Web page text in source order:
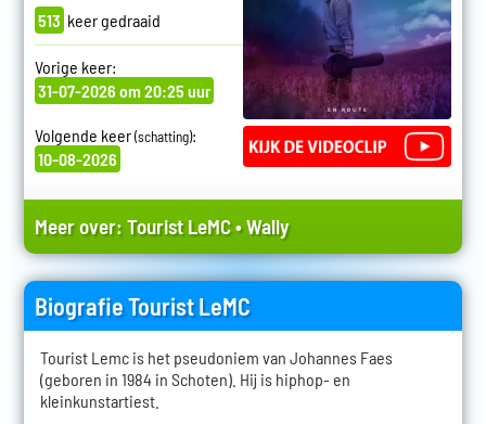
513 keer gedraaid
Vorige keer:
31-07-2026 om 20:25 uur
Volgende keer(schatting):
10-08-2026
Meer over:Tourist LeMC•Wally
Biografie Tourist LeMC
Tourist Lemc is het pseudoniem van Johannes Faes
(geboren in 1984 in Schoten). Hij is hiphop- en
kleinkunstartiest.